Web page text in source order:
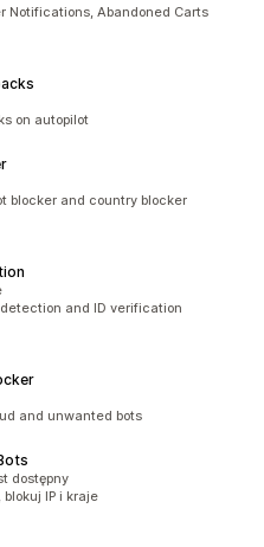
Notifications, Abandoned Carts
on autopilot
blocker and country blocker
and ID verification
and unwanted bots
dostępny
blokuj IP i kraje